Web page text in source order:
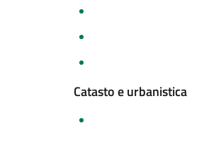
Catasto e urbanistica